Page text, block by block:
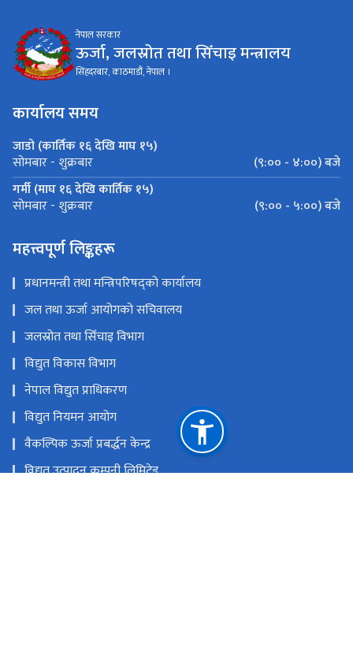
नेपाल सरकार
ऊर्जा, जलस्रोत तथा सिँचाइ मन्त्रालय
सिंहदरबार, काठमाडौं, नेपाल ।
कार्यालय समय
जाडो (कार्तिक १६ देखि माघ १५)
सोमबार - शुक्रबार
(९:०० - ४:००) बजे
गर्मी (माघ १६ देखि कार्तिक १५)
सोमबार - शुक्रबार (९:०० - ५:००) बजे
महत्त्वपूर्ण लिङ्कहरू
प्रधानमन्त्री तथा मन्त्रिपरिषद्को कार्यालय
जल तथा ऊर्जा आयोगको सचिवालय
जलस्रोत तथा सिँचाइ विभाग
विद्युत विकास विभाग
नेपाल विद्युत प्राधिकरण
विद्युत नियमन आयोग
वैकल्पिक ऊर्जा प्रबर्द्धन केन्द्र
विद्युत उत्पादन कम्पनी लिमिटेड